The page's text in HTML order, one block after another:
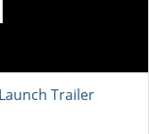
Trailer